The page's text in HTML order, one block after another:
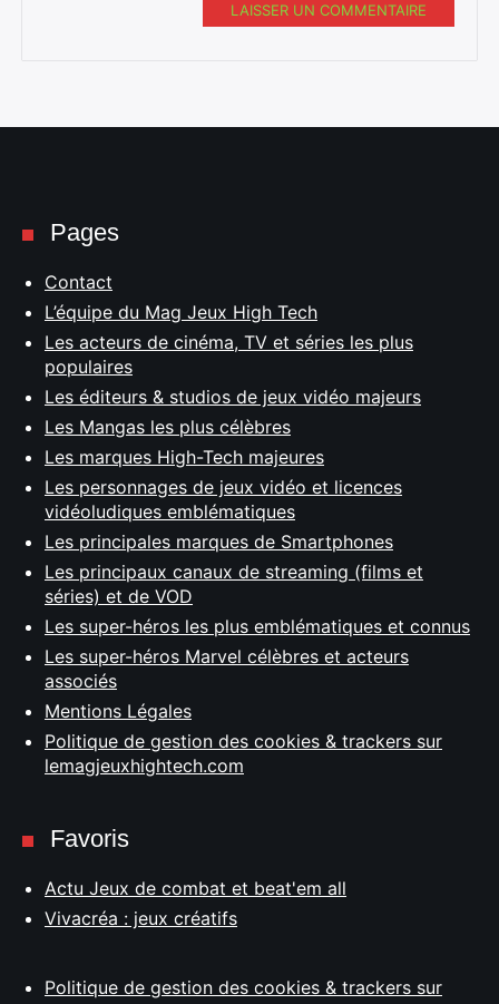
LAISSER UN COMMENTAIRE
Pages
Contact
L’équipe du Mag Jeux High Tech
Les acteurs de cinéma, TV et séries les plus
populaires
Les éditeurs & studios de jeux vidéo majeurs
Les Mangas les plus célèbres
Les marques High-Tech majeures
Les personnages de jeux vidéo et licences
vidéoludiques emblématiques
Les principales marques de Smartphones
Les principaux canaux de streaming (films et
séries) et de VOD
Les super-héros les plus emblématiques et connus
Les super-héros Marvel célèbres et acteurs
associés
Mentions Légales
Politique de gestion des cookies & trackers sur
lemagjeuxhightech.com
Favoris
Actu Jeux de combat et beat'em all
Vivacréa : jeux créatifs
Politique de gestion des cookies & trackers sur